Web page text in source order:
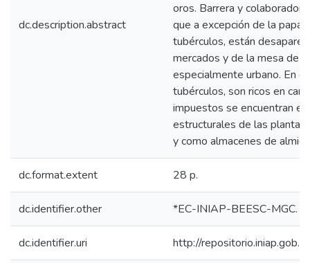
dc.description.abstract
oros. Barrera y
que a excepción de la papa,
tubérculos, están
mercados y de la mesa de
especialmente urbano. En
tubérculos, son ricos en
impuestos se encuentran
estructurales de las plantas
y como almacenes de
dc.format.extent 28 p.
dc.identifier.other *EC-INIAP-BEESC-MGC.
dc.identifier.uri http://